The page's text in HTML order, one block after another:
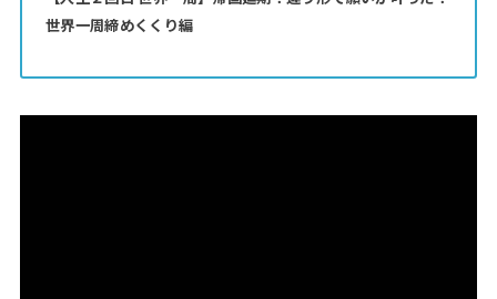
世界一周締めくくり編